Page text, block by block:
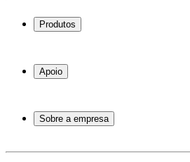
Produtos
Garrafeiras
Móveis para vinho
Apoio
Atendimento
Pagamento
Retorno
Sobre a empresa